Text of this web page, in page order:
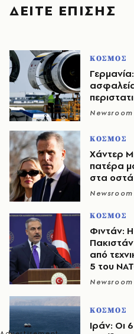
ΔΕΙΤΕ ΕΠΙΣΗΣ
ΚΟΣΜΟΣ
Newsroom
ΚΟΣΜΟΣ
Χάντερ
πατέρα
στα οστά
Newsroom
ΚΟΣΜΟΣ
Φιντάν:
Πακιστάν
από
5 του
Newsroom
ΚΟΣΜΟΣ
Ιράν: Οι